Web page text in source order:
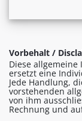
Vorbehalt /
Diese
ersetzt eine
Jede Handlung,
vorstehenden
von ihm
Rechnung und